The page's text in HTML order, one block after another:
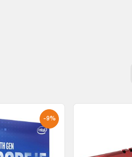
-9%